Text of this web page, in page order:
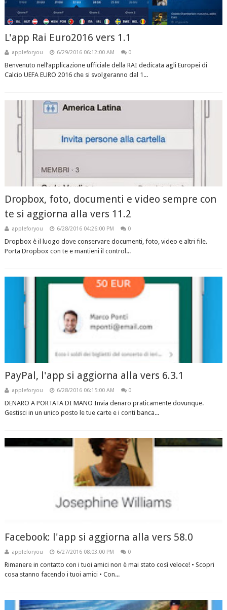
L'app Rai Euro2016 vers 1.1
appleforyou 6/29/2016 06:12:00 AM 0
Benvenuto nell’applicazione ufficiale della RAI dedicata agli Europei di
Calcio UEFA EURO 2016 che si svolgeranno dal 1...
Dropbox, foto, documenti e video sempre con
te si aggiorna alla vers 11.2
appleforyou 6/28/2016 04:26:00 PM 0
Dropbox è il luogo dove conservare documenti, foto, video e altri file.
Porta Dropbox con te e mantieni il control...
PayPal, l'app si aggiorna alla vers 6.3.1
appleforyou 6/28/2016 06:15:00 AM 0
DENARO A PORTATA DI MANO Invia denaro praticamente dovunque.
Gestisci in un unico posto le tue carte e i conti banca...
Facebook: l'app si aggiorna alla vers 58.0
appleforyou 6/27/2016 08:03:00 PM 0
Rimanere in contatto con i tuoi amici non è mai stato così veloce! • Scopri
cosa stanno facendo i tuoi amici • Con...